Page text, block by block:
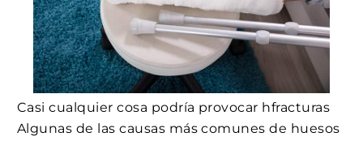
Casi cualquier cosa podría provocar hfracturas
Algunas de las causas más comunes de huesos